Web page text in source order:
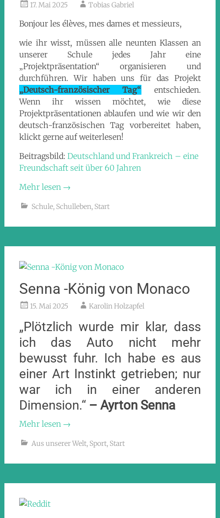
17. Mai 2025 Tobias Gabriel
Bonjour les élèves, mes dames et messieurs,
wie ihr wisst, müssen alle neunten Klassen an
unserer Schule jedes Jahr eine
„Projektpräsentation“ organisieren und
durchführen. Wir haben uns für das Projekt
„Deutsch-französischer Tag“ entschieden.
Wenn ihr wissen möchtet, wie diese
Projektpräsentationen ablaufen und wie wir den
deutsch-französischen Tag vorbereitet haben,
klickt gerne auf weiterlesen!
Beitragsbild: Deutschland und Frankreich – eine
Freundschaft seit über 60 Jahren
Mehr lesen →
Schule, Schulleben, Start
Senna -König von Monaco
15. Mai 2025 Karolin Holzapfel
„Plötzlich wurde mir klar, dass
ich das Auto nicht mehr
bewusst fuhr. Ich habe es aus
einer Art Instinkt getrieben; nur
war ich in einer anderen
Dimension.“ – Ayrton Senna
Mehr lesen →
Aus unserer Welt, Sport, Start